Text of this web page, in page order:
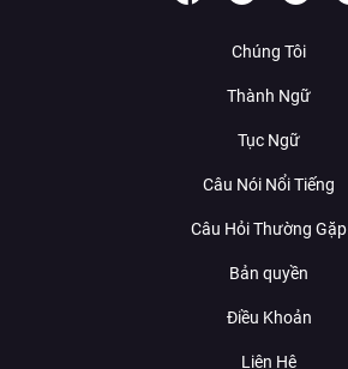
Chúng Tôi
Thành Ngữ
Tục Ngữ
Câu Nói Nổi Tiếng
Câu Hỏi Thường Gặp
Bản quyền
Điều Khoản
Liên Hệ